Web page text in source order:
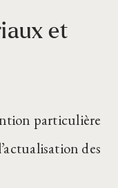
et
particulière
des